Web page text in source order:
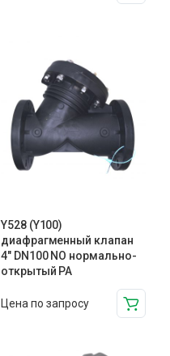
Y528 (Y100)
диафрагменный клапан
4″ DN100 NO нормально-
открытый PA
Цена по запросу